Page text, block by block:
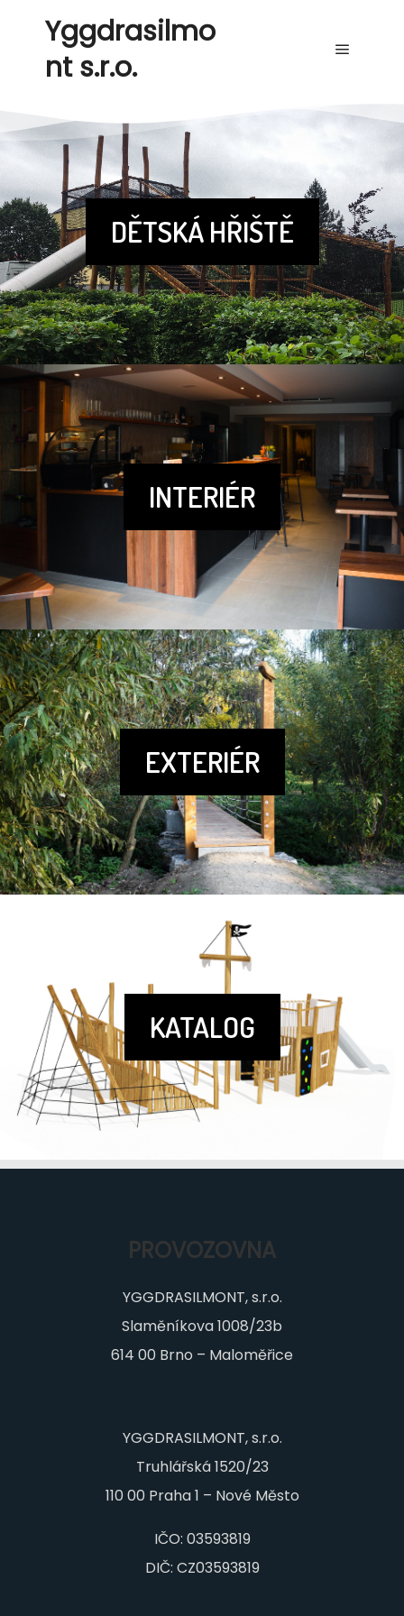
Yggdrasilmo
nt s.r.o.
DĚTSKÁ HŘIŠTĚ
INTERIÉR
EXTERIÉR
KATALOG
PROVOZOVNA
YGGDRASILMONT, s.r.o.
Slaměníkova 1008/23b
614 00 Brno – Maloměřice
YGGDRASILMONT, s.r.o.
Truhlářská 1520/23
110 00 Praha 1 – Nové Město
IČO: 03593819
DIČ: CZ03593819